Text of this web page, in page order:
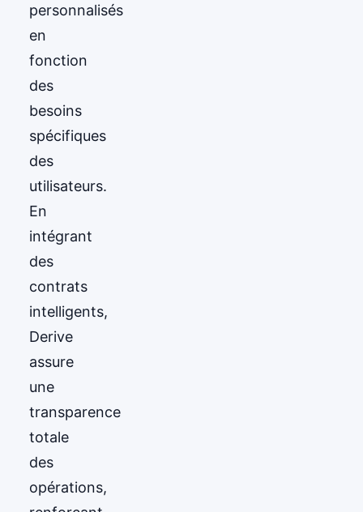
personnalisés
en
fonction
des
besoins
spécifiques
des
utilisateurs.
En
intégrant
des
contrats
intelligents,
Derive
assure
une
transparence
totale
des
opérations,